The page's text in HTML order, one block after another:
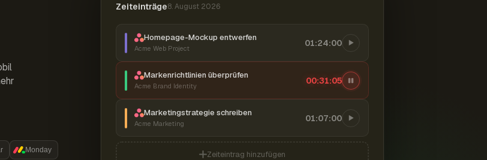
Monday
Zeiteinträge8. August 2026
Homepage-Mockup entwerfen
Acme Web Project
01:24:00
Markenrichtlinien überprüfen
Acme Brand Identity
00:31:06
Marketingstrategie schreiben
Acme Marketing
01:07:00
Zeiteintrag hinzufügen